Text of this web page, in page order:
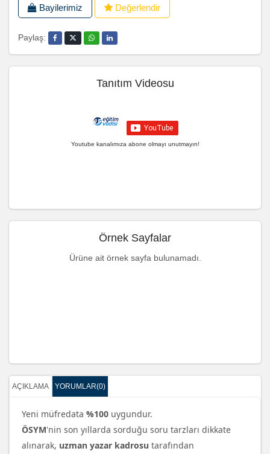
Bayilerimiz Değerlendir
Paylaş:
Tanıtım Videosu
Youtube kanalımıza abone olmayı unutmayın!
Örnek Sayfalar
Ürüne ait örnek sayfa bulunamadı.
AÇIKLAMA YORUMLAR(0)
Yeni müfredata %100 uygundur.
ÖSYM'nin son yıllarda sorduğu soru tarzları dikkate
alınarak, uzman yazar kadrosu tarafından